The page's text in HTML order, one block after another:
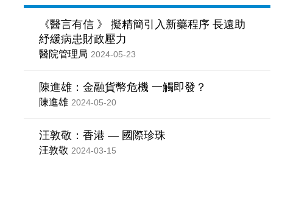
《醫言有信 》 擬精簡引入新藥程序 長遠助
紓緩病患財政壓力
醫院管理局 2024-05-23
陳進雄：金融貨幣危機 一觸即發？
陳進雄 2024-05-20
汪敦敬：香港 — 國際珍珠
汪敦敬 2024-03-15